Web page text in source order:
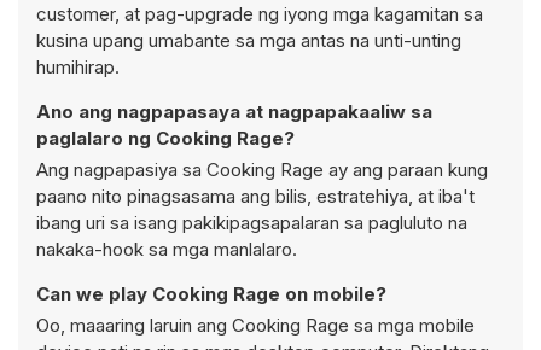
customer, at pag-upgrade ng iyong mga kagamitan sa
kusina upang umabante sa mga antas na unti-unting
humihirap.
Ano ang nagpapasaya at nagpapakaaliw sa
paglalaro ng Cooking Rage?
Ang nagpapasiya sa Cooking Rage ay ang paraan kung
paano nito pinagsasama ang bilis, estratehiya, at iba't
ibang uri sa isang pakikipagsapalaran sa pagluluto na
nakaka-hook sa mga manlalaro.
Can we play Cooking Rage on mobile?
Oo, maaaring laruin ang Cooking Rage sa mga mobile